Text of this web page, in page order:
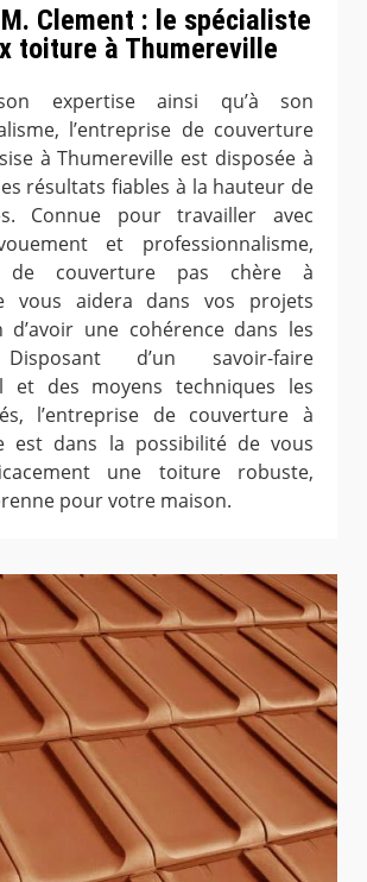
Clement : le spécialiste
toiture à Thumereville
expertise ainsi qu’à son
l’entreprise de couverture
à Thumereville est disposée à
résultats fiables à la hauteur de
Connue pour travailler avec
et professionnalisme,
de couverture pas chère à
vous aidera dans vos projets
une cohérence dans les
d’un savoir-faire
et des moyens techniques les
l’entreprise de couverture à
est dans la possibilité de vous
une toiture robuste,
pour votre maison.